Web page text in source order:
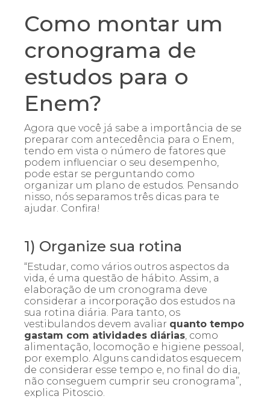
Como montar um
cronograma de
estudos para o
Enem?
Agora que você já sabe a importância de se
preparar com antecedência para o Enem,
tendo em vista o número de fatores que
podem influenciar o seu desempenho,
pode estar se perguntando como
organizar um plano de estudos. Pensando
nisso, nós separamos três dicas para te
ajudar. Confira!
1) Organize sua rotina
“Estudar, como vários outros aspectos da
vida, é uma questão de hábito. Assim, a
elaboração de um cronograma deve
considerar a incorporação dos estudos na
sua rotina diária. Para tanto, os
vestibulandos devem avaliar quanto tempo
gastam com atividades diárias , como
alimentação, locomoção e higiene pessoal,
por exemplo. Alguns candidatos esquecem
de considerar esse tempo e, no final do dia,
não conseguem cumprir seu cronograma”,
explica Pitoscio.